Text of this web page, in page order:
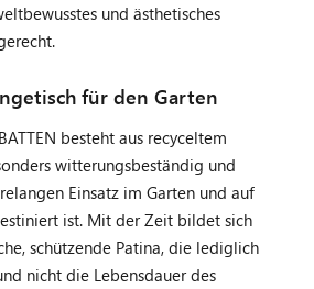
und ästhetisches
für den Garten
besteht aus recyceltem
witterungsbeständig und
Einsatz im Garten und auf
ist. Mit der Zeit bildet sich
schützende Patina, die lediglich
nicht die Lebensdauer des